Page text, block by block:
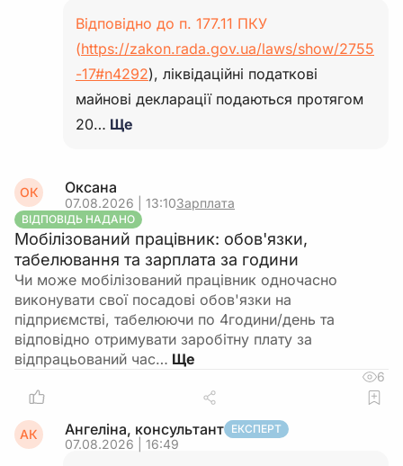
Відповідно до п. 177.11 ПКУ
(https://zakon.rada.gov.ua/laws/show/2755
-17#n4292), ліквідаційні податкові
майнові декларації подаються протягом
20… Ще
ОК Оксана
07.08.2026 | 13:10Зарплата
ВІДПОВІДЬ НАДАНО
Мобілізований працівник: обов'язки,
табелювання та зарплата за години
Чи може мобілізований працівник одночасно
виконувати свої посадові обов'язки на
підприємстві, табелюючи по 4години/день та
відповідно отримувати заробітну плату за
відпрацьований час…
6
АК Ангеліна, консультант ЕКСПЕРТ
07.08.2026 | 16:49